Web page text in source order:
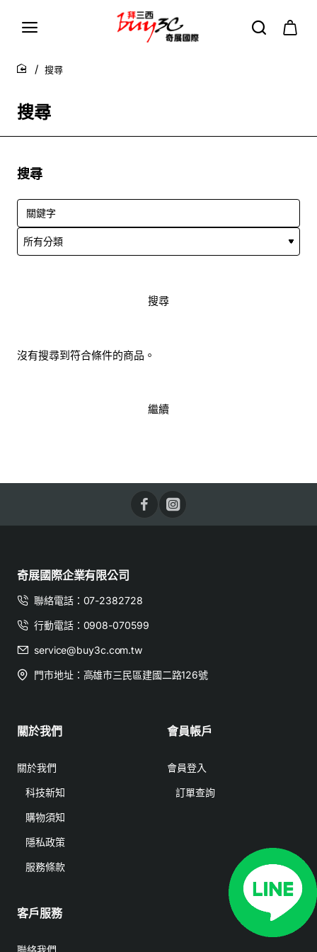
搜尋
home
搜尋
搜尋
搜尋
沒有搜尋到符合條件的商品。
繼續
奇展國際企業有限公司
聯絡電話：07-2382728
行動電話：0908-070599
service@buy3c.com.tw
門市地址：高雄市三民區建國二路126號
關於我們
關於我們
科技新知
購物須知
隱私政策
服務條款
會員帳戶
會員登入
訂單查詢
客戶服務
聯絡我們